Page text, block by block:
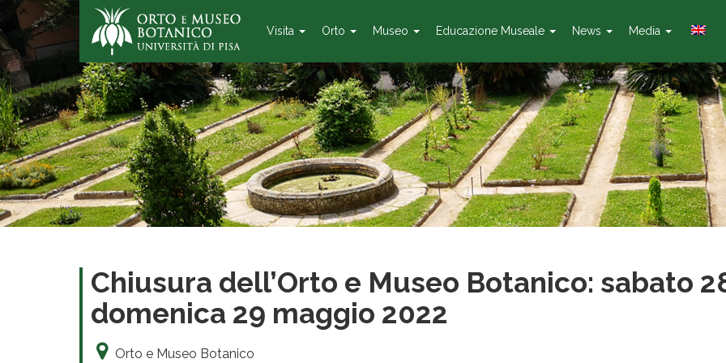
Visita Orto Museo Educazione Museale News Media
Chiusura dell’Orto e Museo Botanico: sabato
domenica 29 maggio 2022
Orto e Museo Botanico